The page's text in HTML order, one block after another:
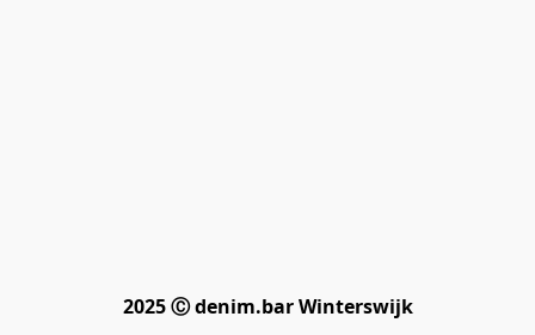
2025 Ⓒ denim.bar Winterswijk